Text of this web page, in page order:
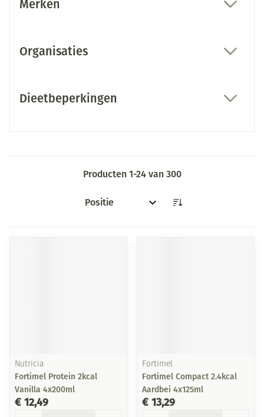
Merken
Organisaties
Dieetbeperkingen
Producten 1-24van 300
Sorteer op:
Nutricia
Fortimel Protein 2kcal
Vanilla 4x200ml
€ 12,49
Fortimel
Fortimel Compact 2.4kcal
Aardbei 4x125ml
€ 13,29